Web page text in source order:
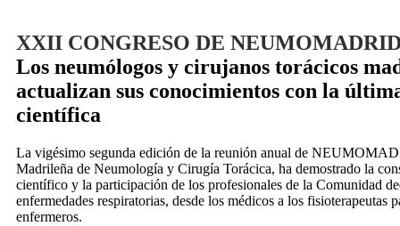
XXII CONGRESO DE
Los neumólogos y cirujanos torácicos
actualizan sus conocimientos con la
científica
La vigésimo segunda edición de la reunión anual de
Madrileña de Neumología y Cirugía Torácica, ha demostrado la
científico y la participación de los profesionales de la Comunidad
enfermedades respiratorias, desde los médicos a los fisioterapeutas
enfermeros.